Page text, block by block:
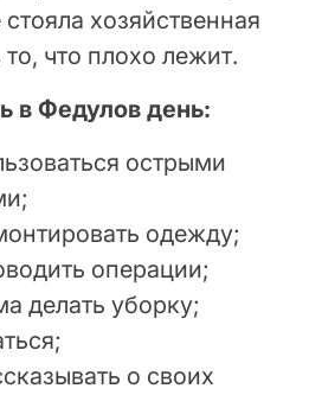
хозяйственная
что плохо лежит.
в Федулов день:
острыми
одежду;
операции;
делать уборку;
о своих